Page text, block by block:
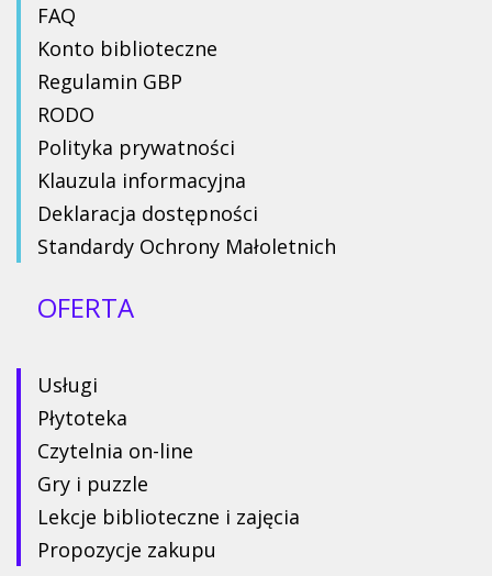
FAQ
Konto biblioteczne
Regulamin GBP
RODO
Polityka prywatności
Klauzula informacyjna
Deklaracja dostępności
Standardy Ochrony Małoletnich
OFERTA
Usługi
Płytoteka
Czytelnia on-line
Gry i puzzle
Lekcje biblioteczne i zajęcia
Propozycje zakupu